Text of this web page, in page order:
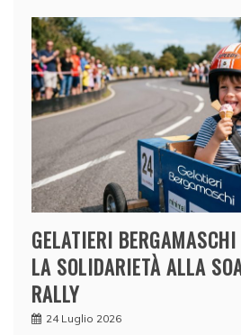
GELATIERI
LA SOLIDARIETÀ ALLA
RALLY
24 Luglio 2026